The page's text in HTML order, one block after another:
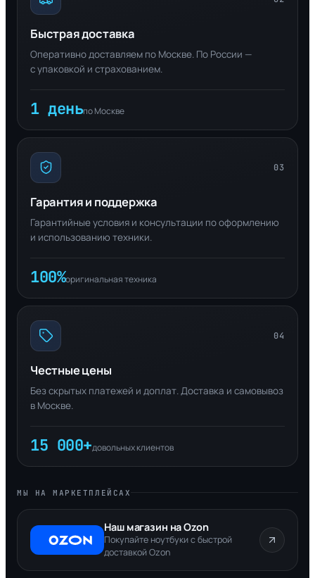
Быстрая доставка
Оперативно доставляем по Москве. По России —
с упаковкой и страхованием.
1 деньпо Москве
03
Гарантия и поддержка
Гарантийные условия и консультации по оформлению
и использованию техники.
100%оригинальная техника
04
Честные цены
Без скрытых платежей и доплат. Доставка и самовывоз
в Москве.
15 000+довольных клиентов
МЫ НА МАРКЕТПЛЕЙСАХ
Наш магазин на Ozon
Покупайте ноутбуки с быстрой
доставкой Ozon